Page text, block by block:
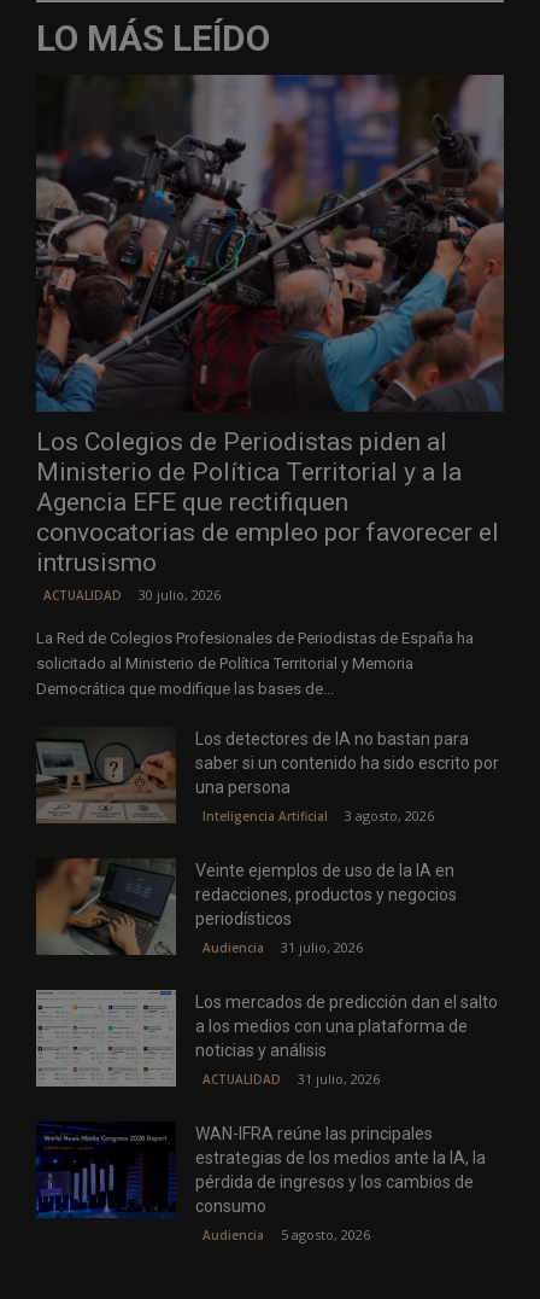
LO MÁS LEÍDO
Los Colegios de Periodistas piden al
Ministerio de Política Territorial y a la
Agencia EFE que rectifiquen
convocatorias de empleo por favorecer el
intrusismo
ACTUALIDAD 30 julio, 2026
La Red de Colegios Profesionales de Periodistas de España ha
solicitado al Ministerio de Política Territorial y Memoria
Democrática que modifique las bases de...
Los detectores de IA no bastan para
saber si un contenido ha sido escrito por
una persona
Inteligencia Artificial 3 agosto, 2026
Veinte ejemplos de uso de la IA en
redacciones, productos y negocios
periodísticos
Audiencia 31 julio, 2026
Los mercados de predicción dan el salto
a los medios con una plataforma de
noticias y análisis
ACTUALIDAD 31 julio, 2026
WAN-IFRA reúne las principales
estrategias de los medios ante la IA, la
pérdida de ingresos y los cambios de
consumo
Audiencia 5 agosto, 2026